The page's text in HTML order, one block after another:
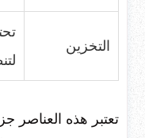
التخزين
تعتبر هذه العناصر